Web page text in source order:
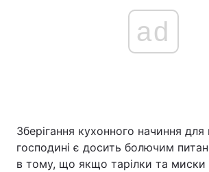
ad
Зберігання кухонного начиння для
господині є досить болючим
в тому, що якщо тарілки та